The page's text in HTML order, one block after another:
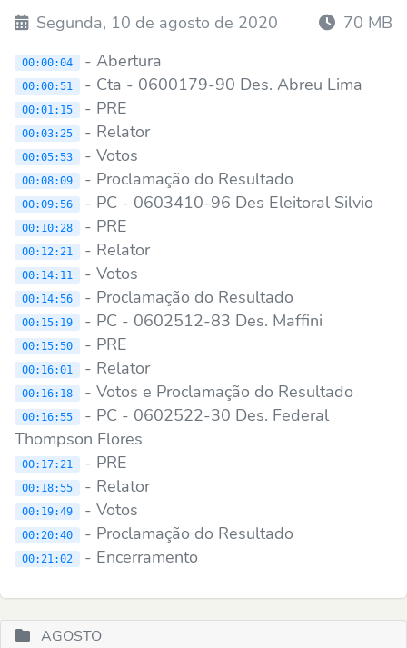
Segunda, 10 de agosto de 2020 70 MB
00:00:04 - Abertura
00:00:51 - Cta - 0600179-90 Des. Abreu Lima
00:01:15 - PRE
00:03:25 - Relator
00:05:53 - Votos
00:08:09 - Proclamação do Resultado
00:09:56 - PC - 0603410-96 Des Eleitoral Silvio
00:10:28 - PRE
00:12:21 - Relator
00:14:11 - Votos
00:14:56 - Proclamação do Resultado
00:15:19 - PC - 0602512-83 Des. Maffini
00:15:50 - PRE
00:16:01 - Relator
00:16:18 - Votos e Proclamação do Resultado
00:16:55
- PC - 0602522-30 Des. Federal
Thompson Flores
00:17:21 - PRE
00:18:55 - Relator
00:19:49 - Votos
00:20:40 - Proclamação do Resultado
00:21:02 - Encerramento
AGOSTO